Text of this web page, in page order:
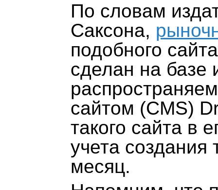
По словам
Саксона,
подобного
сделан на базе
сайтом (CMS)
такого сайта в
учета создания
месяц.